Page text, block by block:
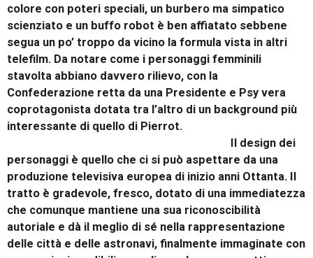
colore con poteri speciali, un burbero ma simpatico
scienziato e un buffo robot è ben affiatato sebbene
segua un po’ troppo da vicino la formula vista in altri
telefilm. Da notare come i personaggi femminili
stavolta abbiano davvero rilievo, con la
Confederazione retta da una Presidente e Psy vera
coprotagonista dotata tra l’altro di un background più
interessante di quello di Pierrot.
Il design dei
personaggi è quello che ci si può aspettare da una
produzione televisiva europea di inizio anni Ottanta. Il
tratto è gradevole, fresco, dotato di una immediatezza
che comunque mantiene una sua riconoscibilità
autoriale e dà il meglio di sé nella rappresentazione
delle città e delle astronavi, finalmente immaginate con